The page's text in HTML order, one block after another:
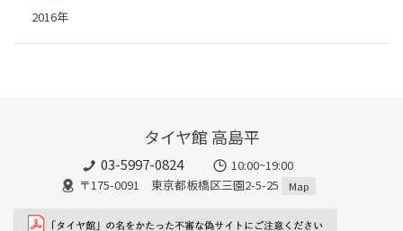
2016年
タイヤ館 高島平
03-5997-0824
10:00~19:00
〒175-0091 東京都板橋区三園2-5-25
Map